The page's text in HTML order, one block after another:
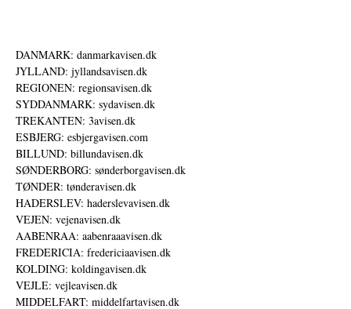
DANMARK: danmarkavisen.dk
JYLLAND: jyllandsavisen.dk
REGIONEN: regionsavisen.dk
SYDDANMARK: sydavisen.dk
TREKANTEN: 3avisen.dk
ESBJERG: esbjergavisen.com
BILLUND: billundavisen.dk
SØNDERBORG: sønderborgavisen.dk
TØNDER: tønderavisen.dk
HADERSLEV: haderslevavisen.dk
VEJEN: vejenavisen.dk
AABENRAA: aabenraaavisen.dk
FREDERICIA: fredericiaavisen.dk
KOLDING: koldingavisen.dk
VEJLE: vejleavisen.dk
MIDDELFART: middelfartavisen.dk